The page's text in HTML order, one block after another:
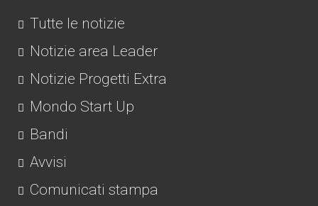
Tutte le notizie
Notizie area Leader
Notizie Progetti Extra
Mondo Start Up
Bandi
Avvisi
Comunicati stampa